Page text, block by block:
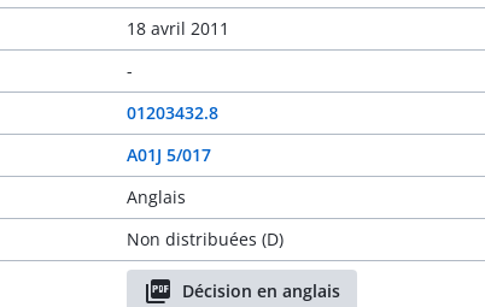
18 avril 2011
-
01203432.8
A01J 5/017
Anglais
Non distribuées (D)
Décision en anglais